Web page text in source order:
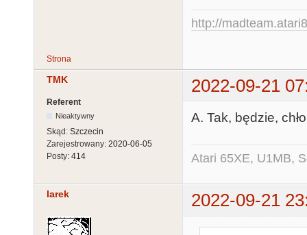
http://
Strona
TMK 2022-09-21
Referent
Nieaktywny
Skąd: Szczecin
Zarejestrowany: 2020-06-05
Posty: 414
A. Tak, będzie,
Atari 65XE, U1MB,
larek 2022-09-21